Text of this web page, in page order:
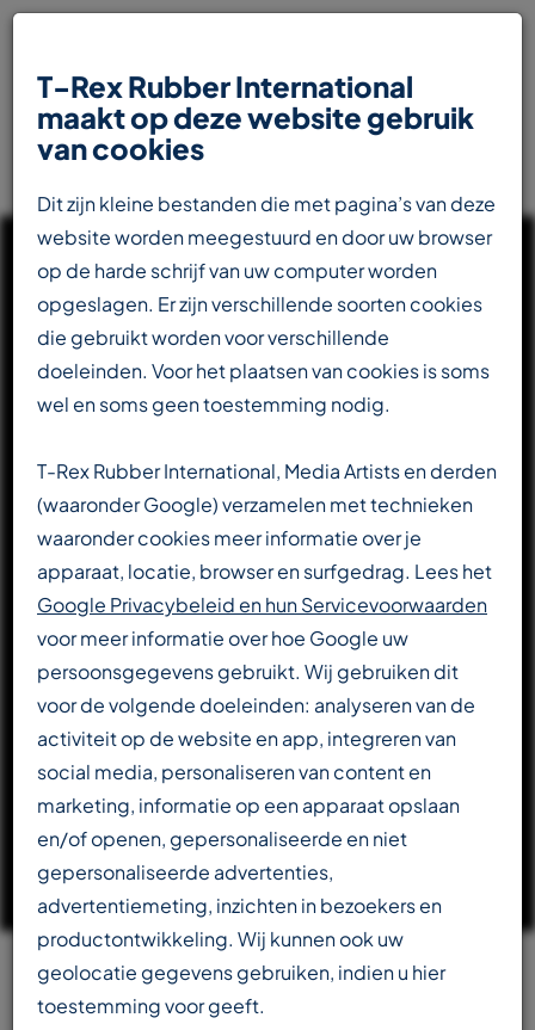
UW INTERNATIONALE
PARTNER IN DE
Totaalleverancier voor de transportbandenindustrie
DOWNLOAD CATALOGUS
LEES VERDER OVER T-REX
Team
beschikbaar in meerdere talen
T-Rex Rubber International
maakt op deze website gebruik
van cookies
Dit zijn kleine bestanden die met pagina’s van deze
website worden meegestuurd en door uw browser
op de harde schrijf van uw computer worden
opgeslagen. Er zijn verschillende soorten cookies
die gebruikt worden voor verschillende
doeleinden. Voor het plaatsen van cookies is soms
wel en soms geen toestemming nodig.
T-Rex Rubber International, Media Artists en derden
(waaronder Google) verzamelen met technieken
waaronder cookies meer informatie over je
apparaat, locatie, browser en surfgedrag. Lees het
Google Privacybeleid en hun Servicevoorwaarden
voor meer informatie over hoe Google uw
persoonsgegevens gebruikt. Wij gebruiken dit
voor de volgende doeleinden: analyseren van de
activiteit op de website en app, integreren van
social media, personaliseren van content en
marketing, informatie op een apparaat opslaan
en/of openen, gepersonaliseerde en niet
gepersonaliseerde advertenties,
advertentiemeting, inzichten in bezoekers en
productontwikkeling. Wij kunnen ook uw
geolocatie gegevens gebruiken, indien u hier
toestemming voor geeft.